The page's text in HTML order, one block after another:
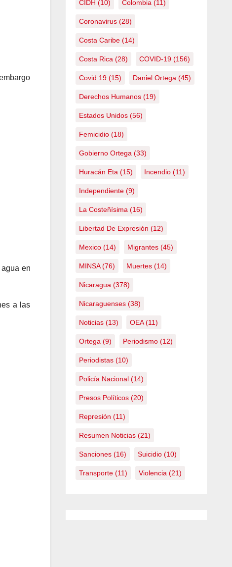
en
a las
CIDH (10) Colombia (11)
Coronavirus(28)
Costa Caribe(14)
Costa Rica (28) COVID-19(156)
Covid 19(15) Daniel Ortega (45)
Derechos Humanos(19)
Estados Unidos(56)
Femicidio(18)
Gobierno Ortega (33)
Huracán Eta (15) Incendio(11)
Independiente(9)
La Costeñísima (16)
Libertad De Expresión (12)
Mexico(14) Migrantes(45)
MINSA(76) Muertes(14)
Nicaragua (378)
Nicaraguenses(38)
Noticias(13) OEA(11)
Ortega (9) Periodismo(12)
Periodistas(10)
Policía Nacional(14)
Presos Políticos(20)
Represión (11)
Resumen Noticias(21)
Sanciones(16) Suicidio(10)
Transporte(11) Violencia (21)